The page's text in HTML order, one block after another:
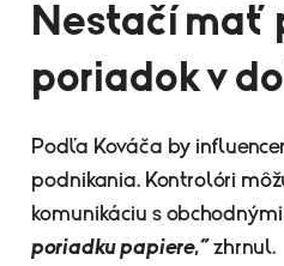
Nestačí mať
poriadok v
Podľa Kováča by
podnikania. Kontrolóri
komunikáciu s
poriadku papiere,“ zhrnul.